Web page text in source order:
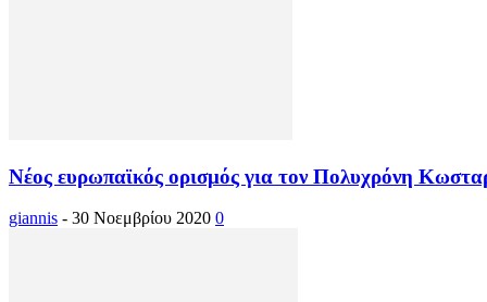
Νέος ευρωπαϊκός ορισμός για τον Πολυχρόνη
giannis - 30 Νοεμβρίου 2020 0